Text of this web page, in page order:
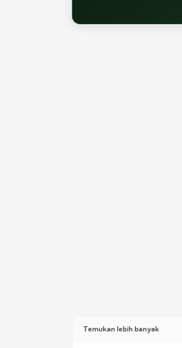
Temukan lebih banyak